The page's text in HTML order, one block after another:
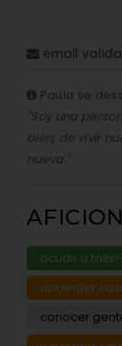
email
Paula se
"Soy una
bien, de vivir
nueva."
acudir a
aprender
conocer